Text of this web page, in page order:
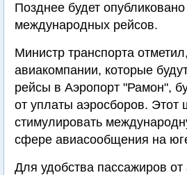
Позднее будет
международных рейсов.
Министр транспорта
авиакомпании, которые
рейсы в Аэропорт "Рамон",
от уплаты аэросборов. Этот
стимулировать
сфере авиасообщения на
Для удобства пассажиров